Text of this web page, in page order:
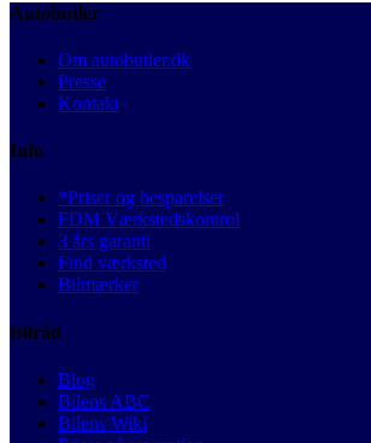
Autobutler
Om autobutler.dk
Presse
Kontakt
Info
*Priser og besparelser
FDM Værkstedskontrol
3 års garanti
Find værksted
Bilmærker
Bilråd
Blog
Bilens ABC
Bilens Wiki